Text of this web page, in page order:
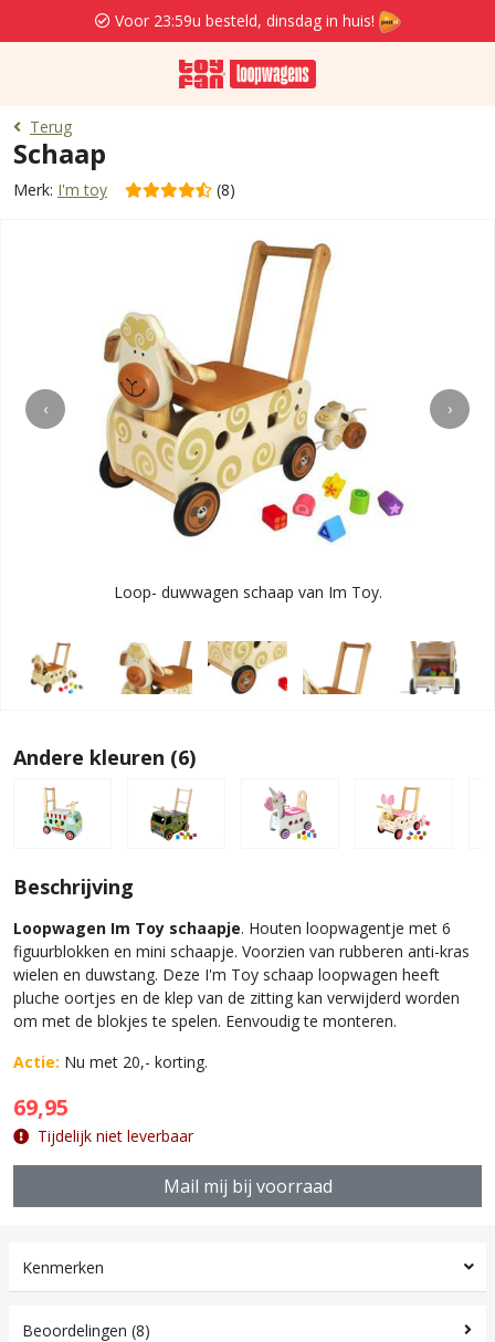
Voor 23:59u besteld, dinsdag in huis!
Terug
Schaap
Merk: I'm toy (8)
‹ ›
Loop- duwwagen schaap van Im Toy.
Andere kleuren (6)
Beschrijving
Loopwagen Im Toy schaapje. Houten loopwagentje met 6
figuurblokken en mini schaapje. Voorzien van rubberen anti-kras
wielen en duwstang. Deze I'm Toy schaap loopwagen heeft
pluche oortjes en de klep van de zitting kan verwijderd worden
om met de blokjes te spelen. Eenvoudig te monteren.
Actie: Nu met 20,- korting.
69,95
Tijdelijk niet leverbaar
Mail mij bij voorraad
Kenmerken
Beoordelingen (8)